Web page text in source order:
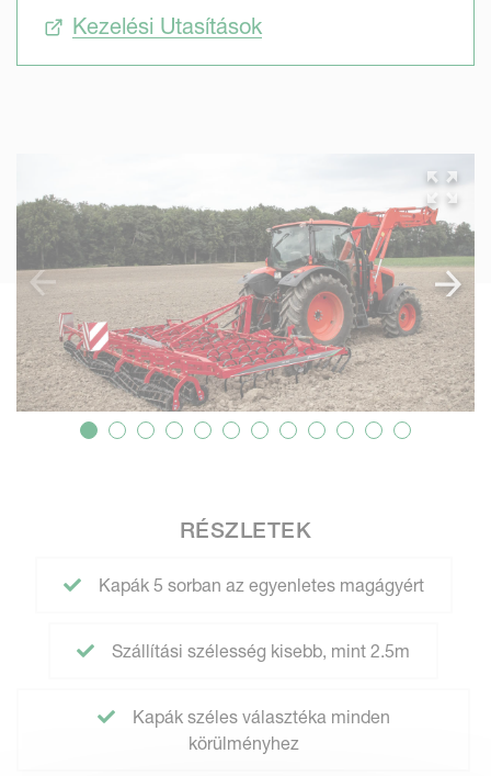
Kezelési Utasítások
RÉSZLETEK
Kapák 5 sorban az egyenletes magágyért
Szállítási szélesség kisebb, mint 2.5m
Kapák széles választéka minden
körülményhez